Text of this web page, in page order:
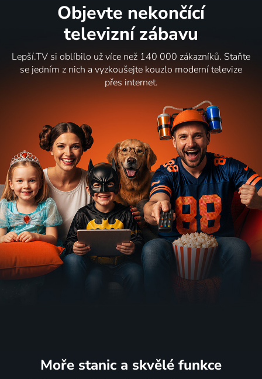
Objevte nekončící
televizní zábavu
Lepší.TV si oblíbilo už více než 140 000 zákazníků. Staňte
se jedním z nich a vyzkoušejte kouzlo moderní televize
přes internet.
Moře stanic a skvělé funkce